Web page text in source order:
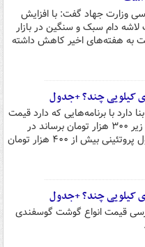
وزارت جهاد گفت: با افزایش
لاشه دام سبک و سنگین در بازار
به هفته‌های اخیر کاهش داشته
چند؟ +جدول
دارد با برنامه‌هایی که دارد قیمت
گوشت قرمز را به زیر ۳۰۰ هزار تومان برساند در
حالی که امروز قیمت تمام شده این محصول پروتئینی بیش از ۴۰۰ هزار تومان
چند؟ +جدول
قیمت انواع گوشت گوسفندی